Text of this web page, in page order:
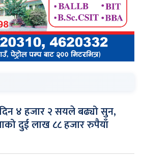
४ हजार २ सयले बढ्यो सुन,
दुई लाख ८८ हजार रुपैयाँ